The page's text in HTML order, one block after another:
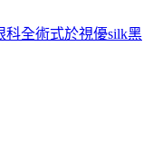
科全術式於視優silk黑